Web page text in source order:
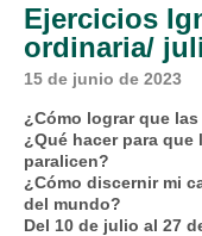
Ejercicios
ordinaria/
15 de junio de 2023
¿Cómo lograr que
¿Qué hacer para
paralicen?
¿Cómo discernir mi
del mundo?
Del 10 de julio al 27